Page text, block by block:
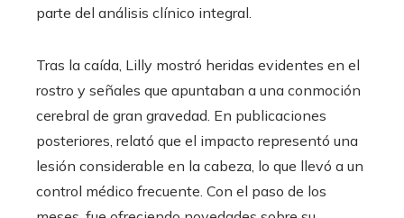
parte del análisis clínico integral.
Tras la caída, Lilly mostró heridas evidentes en el
rostro y señales que apuntaban a una conmoción
cerebral de gran gravedad. En publicaciones
posteriores, relató que el impacto representó una
lesión considerable en la cabeza, lo que llevó a un
control médico frecuente. Con el paso de los